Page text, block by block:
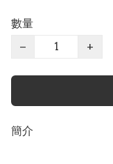
數量
−
+
簡介